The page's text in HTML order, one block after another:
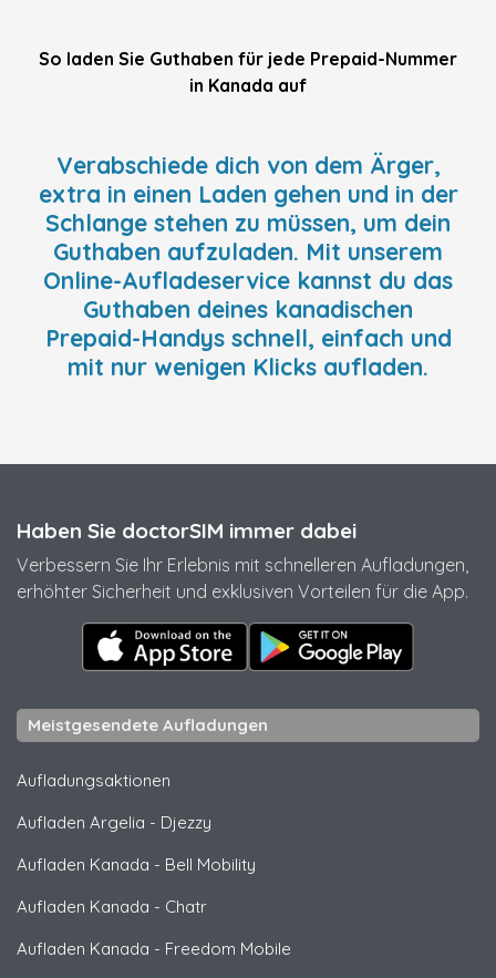
So laden Sie Guthaben für jede Prepaid-Nummer
in Kanada auf
Verabschiede dich von dem Ärger,
extra in einen Laden gehen und in der
Schlange stehen zu müssen, um dein
Guthaben aufzuladen. Mit unserem
Online-Aufladeservice kannst du das
Guthaben deines kanadischen
Prepaid-Handys schnell, einfach und
mit nur wenigen Klicks aufladen.
Haben Sie doctorSIM immer dabei
Verbessern Sie Ihr Erlebnis mit schnelleren Aufladungen,
erhöhter Sicherheit und exklusiven Vorteilen für die App.
Meistgesendete Aufladungen
Aufladungsaktionen
Aufladen Argelia - Djezzy
Aufladen Kanada - Bell Mobility
Aufladen Kanada - Chatr
Aufladen Kanada - Freedom Mobile